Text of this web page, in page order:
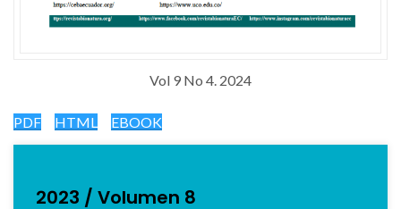
Vol 9 No 4. 2024
PDF HTML EBOOK
2023 / Volumen 8